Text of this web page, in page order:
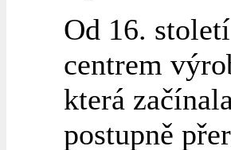
Od 16.
centrem
která
postupně